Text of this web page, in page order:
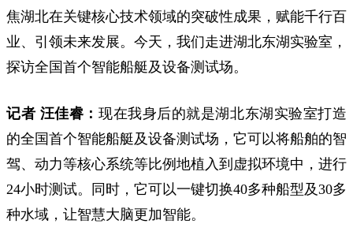
焦湖北在关键核心技术领域的突破性成果，赋能千行百
业、引领未来发展。今天，我们走进湖北东湖实验室，
探访全国首个智能船艇及设备测试场。
记者 汪佳睿： 现在我身后的就是湖北东湖实验室打造
的全国首个智能船艇及设备测试场，它可以将船舶的智
驾、动力等核心系统等比例地植入到虚拟环境中，进行
24小时测试。同时，它可以一键切换40多种船型及30多
种水域，让智慧大脑更加智能。